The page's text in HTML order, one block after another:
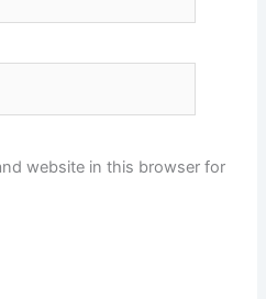
website in this browser for